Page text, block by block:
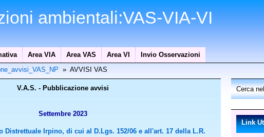
ambientali:VAS-VIA-VI
Area VIA Area VAS Area VI
Invio Osservazioni
» AVVISI VAS
V.A.S. - Pubblicazione avvisi
Settembre 2023
Distrettuale Irpino, di cui al D.Lgs. 152/06 e all'art. 17 della L.R.
Cerca
Link